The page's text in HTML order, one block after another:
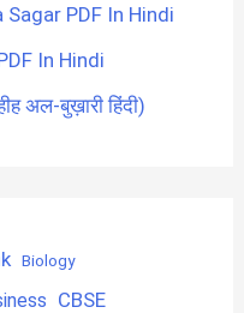
Sagar PDF In Hindi
In Hindi
अल-बुख़ारी हिंदी)
Biology
CBSE